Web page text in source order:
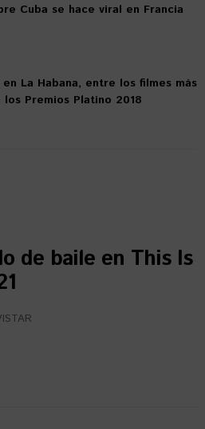
Cuba se hace viral en Francia
La Habana, entre los filmes más
los Premios Platino 2018
de baile en This Is